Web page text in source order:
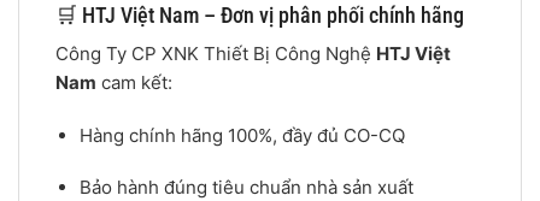
🛒 HTJ Việt Nam – Đơn vị phân phối chính hãng
Công Ty CP XNK Thiết Bị Công Nghệ HTJ Việt
Nam cam kết:
Hàng chính hãng 100%, đầy đủ CO-CQ
Bảo hành đúng tiêu chuẩn nhà sản xuất